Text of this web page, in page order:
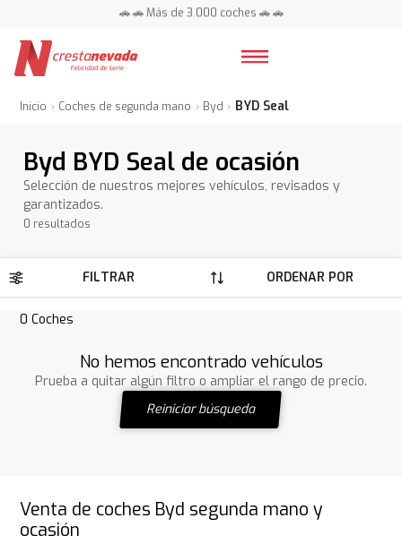
🚗 🚗 Más de 3.000 coches 🚗 🚗
Inicio Coches de segunda mano Byd BYD Seal
Byd BYD Seal de ocasión
Selección de nuestros mejores vehículos, revisados y
garantizados.
0 resultados
FILTRAR ORDENAR POR
0 Coches
No hemos encontrado vehículos
Prueba a quitar algún filtro o ampliar el rango de precio.
Reiniciar búsqueda
Venta de coches Byd segunda mano y
ocasión